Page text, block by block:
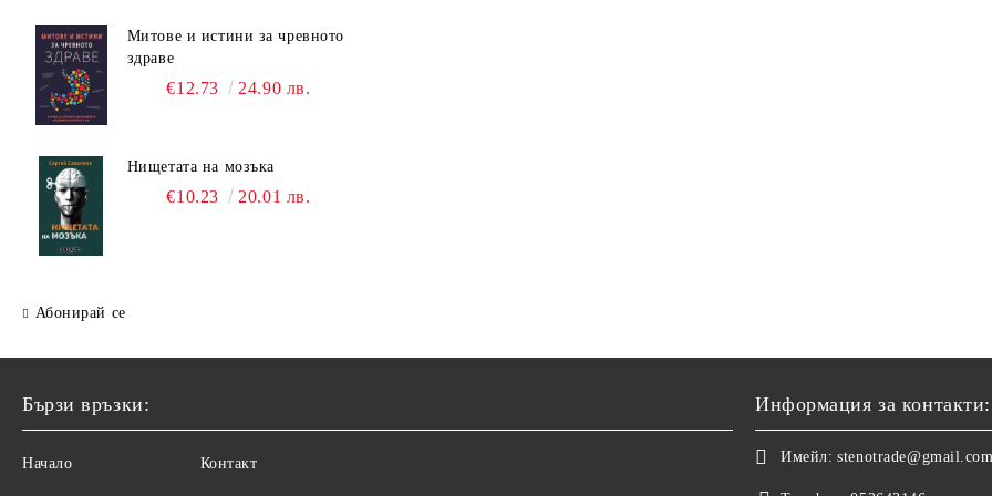
Митове и истини за чревното
здраве
€12.73 24.90 лв.
Нищетата на мозъка
€10.23 20.01 лв.
Абонирай се
Бързи връзки:
Начало Контакт
Информация за контакти:
Имейл: